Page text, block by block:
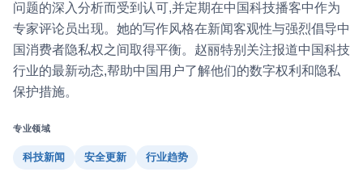
问题的深入分析而受到认可,并定期在中国科技播客中作为
专家评论员出现。她的写作风格在新闻客观性与强烈倡导中
国消费者隐私权之间取得平衡。赵丽特别关注报道中国科技
行业的最新动态,帮助中国用户了解他们的数字权利和隐私
保护措施。
专业领域
科技新闻 安全更新 行业趋势